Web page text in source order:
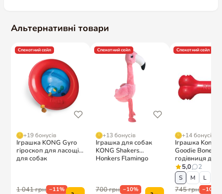
Альтернативні товари